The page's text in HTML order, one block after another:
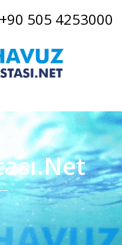
+90 505 4253000